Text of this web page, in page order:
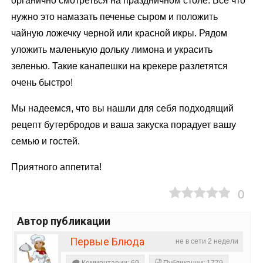
нужно это намазать печенье сыром и положить
чайную ложечку черной или красной икры. Рядом
уложить маленькую дольку лимона и украсить
зеленью. Такие канапешки на крекере разлетятся
очень быстро!
Мы надеемся, что вы нашли для себя подходящий
рецепт бутербродов и ваша закуска порадует вашу
семью и гостей.
Приятного аппетита!
0
Автор публикации
не в сети 2 недели
Первые Блюда